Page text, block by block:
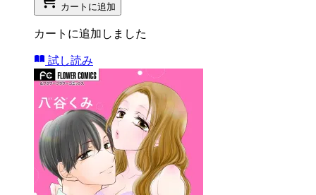
カートに追加
カートに追加しました
試し読み